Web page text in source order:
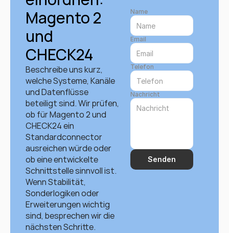
Magento 2
und
CHECK24
Beschreibe uns kurz,
welche Systeme, Kanäle
und Datenflüsse
beteiligt sind. Wir prüfen,
ob für Magento 2 und
CHECK24 ein
Standardconnector
ausreichen würde oder
ob eine entwickelte
Schnittstelle sinnvoll ist.
Wenn Stabilität,
Sonderlogiken oder
Erweiterungen wichtig
sind, besprechen wir die
nächsten Schritte.
Name
Email
Telefon
Nachricht
Senden